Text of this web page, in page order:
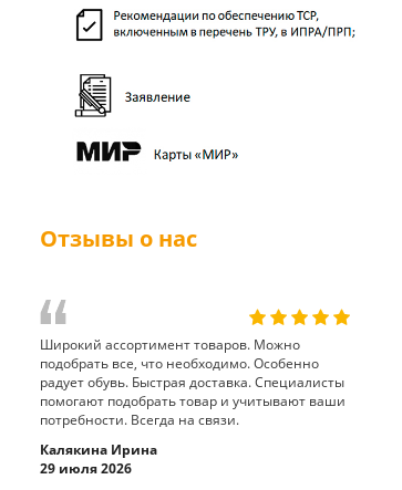
Отзывы о нас
Широкий ассортимент товаров. Можно
подобрать все, что необходимо. Особенно
радует обувь. Быстрая доставка. Специалисты
помогают подобрать товар и учитывают ваши
потребности. Всегда на связи.
Калякина Ирина
29 июля 2026